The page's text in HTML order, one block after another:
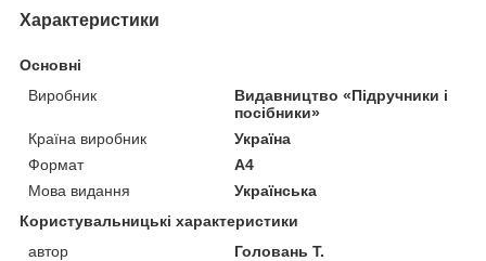
Характеристики
Основні
Виробник
Видавництво «Підручники і
посібники»
Країна виробник
Україна
Формат
A4
Мова видання
Українська
Користувальницькі характеристики
автор
Головань Т.